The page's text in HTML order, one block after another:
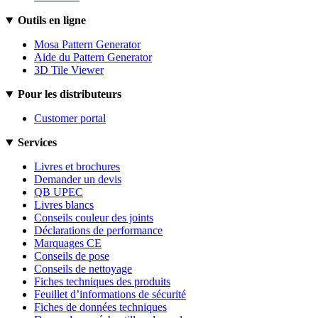
Outils en ligne
Mosa Pattern Generator
Aide du Pattern Generator
3D Tile Viewer
Pour les distributeurs
Customer portal
Services
Livres et brochures
Demander un devis
QB UPEC
Livres blancs
Conseils couleur des joints
Déclarations de performance
Marquages CE
Conseils de pose
Conseils de nettoyage
Fiches techniques des produits
Feuillet d’informations de sécurité
Fiches de données techniques